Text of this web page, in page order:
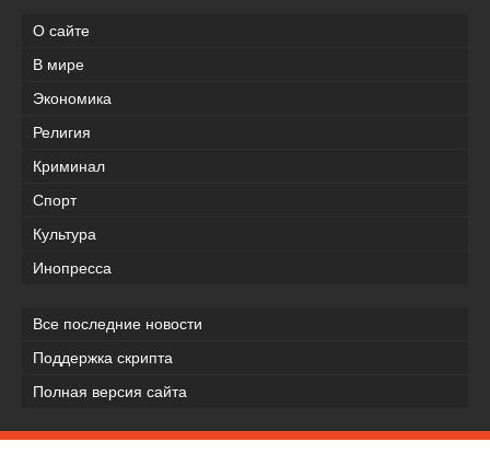
О сайте
В мире
Экономика
Религия
Криминал
Спорт
Культура
Инопресса
Все последние новости
Поддержка скрипта
Полная версия сайта